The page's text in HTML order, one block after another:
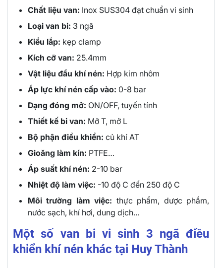
Chất liệu van: Inox SUS304 đạt chuẩn vi sinh
Loại van bi: 3 ngã
Kiểu lắp: kẹp clamp
Kích cỡ van: 25.4mm
Vật liệu đầu khí nén: Hợp kim nhôm
Áp lực khí nén cấp vào: 0-8 bar
Dạng đóng mở: ON/OFF, tuyến tính
Thiết kế bi van: Mở T, mở L
Bộ phận điều khiển: củ khí AT
Gioăng làm kín: PTFE…
Áp suất khí nén: 2-10 bar
Nhiệt độ làm việc: -10 độ C đến 250 độ C
Môi trường làm việc: thực phẩm, dược phẩm,
nước sạch, khí hơi, dung dịch…
Một số van bi vi sinh 3 ngã điều
khiển khí nén khác tại Huy Thành